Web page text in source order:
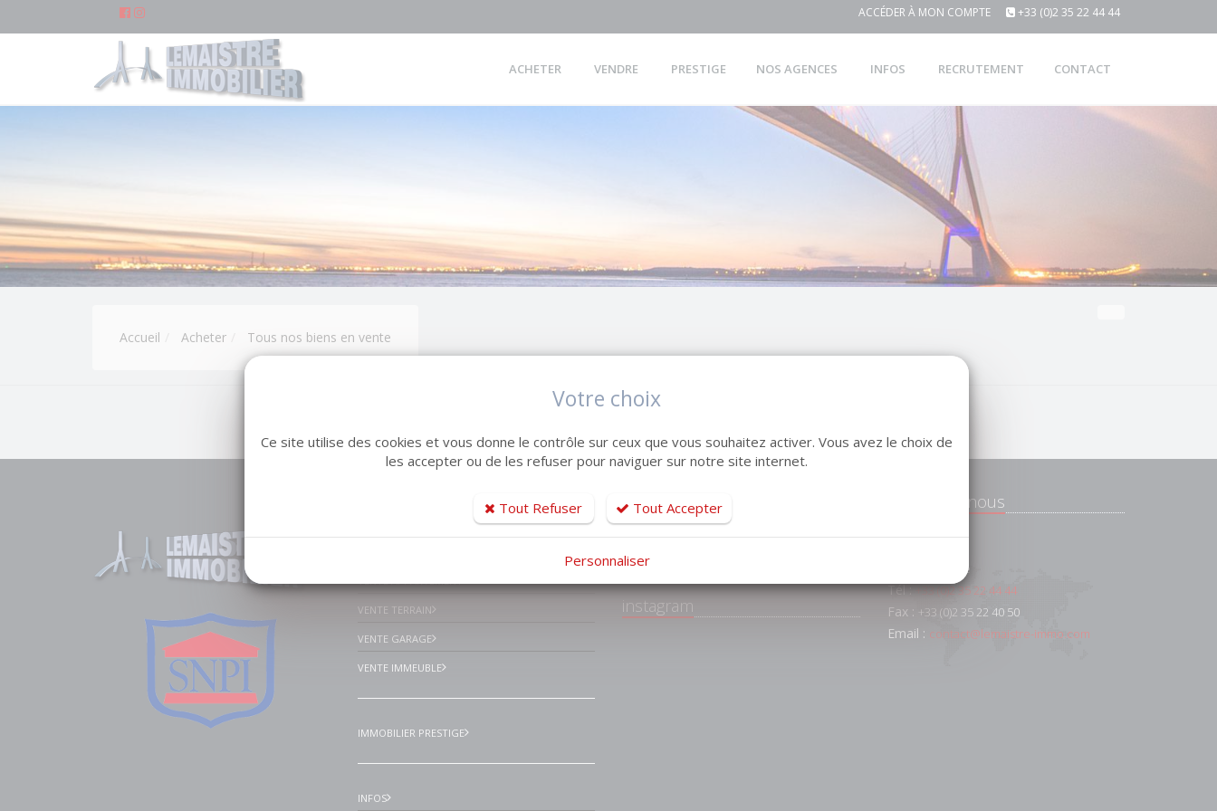
ACCÉDER À MON COMPTE +33 (0)2 35 22 44 44
ACHETER VENDRE PRESTIGE NOS AGENCES INFOS RECRUTEMENT CONTACT
Accueil Acheter Tous nos biens en vente
VENTE APPARTEMENT
VENTE TERRAIN
VENTE GARAGE
VENTE IMMEUBLE
IMMOBILIER PRESTIGE
INFOS
Facebook Lemaistre
Immobilier Le havre et
instagram
Contactez-nous
Le Havre
Tél :+33 (0)2 35 22 44 44
Fax : +33 (0)2 35 22 40 50
Email : contact@lemaistre-immo.com
Votre choix
Ce site utilise des cookies et vous donne le contrôle sur ceux que vous souhaitez activer. Vous avez le choix de
les accepter ou de les refuser pour naviguer sur notre site internet.
Tout Refuser Tout Accepter
Personnaliser